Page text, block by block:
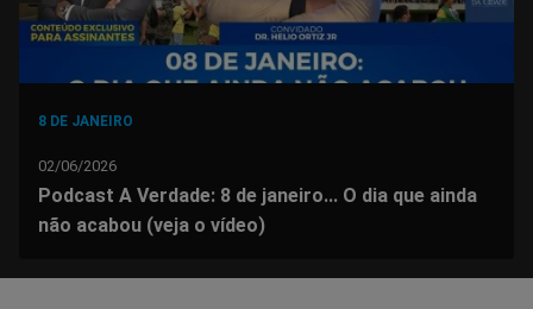
8 DE JANEIRO
02/06/2026
Podcast A Verdade: 8 de janeiro... O dia que ainda
não acabou (veja o vídeo)